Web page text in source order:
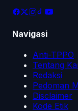
Navigasi
Anti-TPPO
Tentang
Redaksi
Pedoman
Disclaimer
Kode Etik